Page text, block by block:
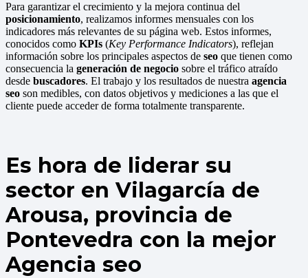
Para garantizar el crecimiento y la mejora continua del
posicionamiento, realizamos informes mensuales con los
indicadores más relevantes de su página web. Estos informes,
conocidos como KPIs (Key Performance Indicators), reflejan
información sobre los principales aspectos de seo que tienen como
consecuencia la generación de negocio sobre el tráfico atraído
desde buscadores. El trabajo y los resultados de nuestra agencia
seo son medibles, con datos objetivos y mediciones a las que el
cliente puede acceder de forma totalmente transparente.
Es hora de liderar su
sector en Vilagarcía de
Arousa, provincia de
Pontevedra con la mejor
Agencia seo